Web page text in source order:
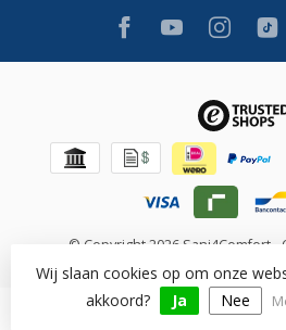
© Copyright 2026 Sani4Comfort -
Beoordeling op [review_system]
Wij slaan cookies op om onze
akkoord?
Ja Nee